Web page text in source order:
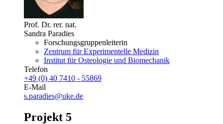
Prof. Dr. rer. nat.
Sandra Paradies
Forschungsgruppenleiterin
Zentrum für Experimentelle Medizin
Institut für Osteologie und Biomechanik
Telefon
+49 (0) 40 7410 - 55869
E-Mail
s.paradies@uke.de
Projekt 5